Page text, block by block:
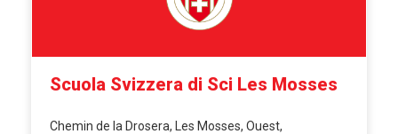
Scuola Svizzera di Sci Les Mosses
Chemin de la Drosera, Les Mosses, Ouest,